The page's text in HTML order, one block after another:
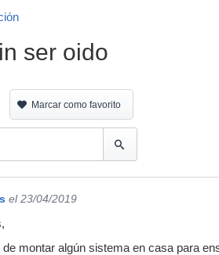
ser oido
Marcar como favorito
el 23/04/2019
montar algún sistema en casa para